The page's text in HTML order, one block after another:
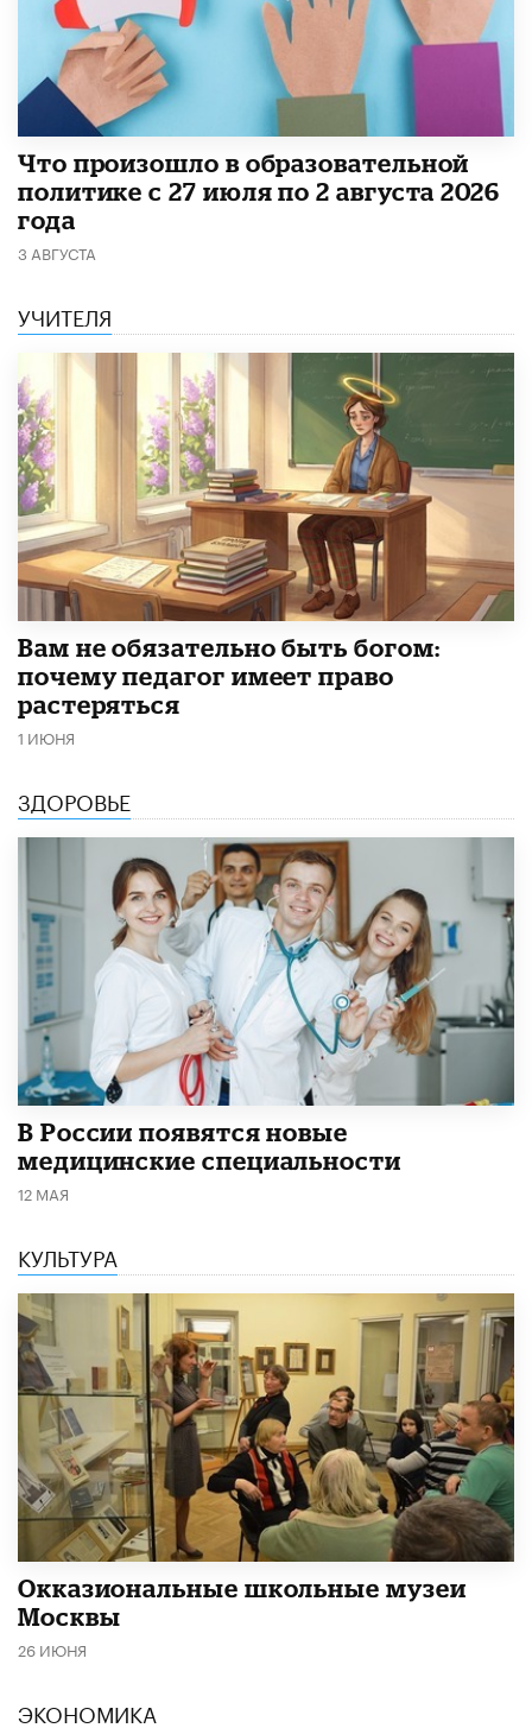
​Что произошло в образовательной
политике с 27 июля по 2 августа 2026
года
3 АВГУСТА
УЧИТЕЛЯ
​Вам не обязательно быть богом:
почему педагог имеет право
растеряться
1 ИЮНЯ
ЗДОРОВЬЕ
В России появятся новые
медицинские специальности
12 МАЯ
КУЛЬТУРА
​Окказиональные школьные музеи
Москвы
26 ИЮНЯ
ЭКОНОМИКА